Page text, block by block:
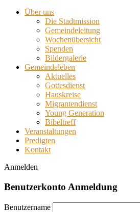
Über uns
Die Stadtmission
Gemeindeleitung
Wochenübersicht
Spenden
Bildergalerie
Gemeindeleben
Aktuelles
Gottesdienst
Hauskreise
Migrantendienst
Young Generation
Bibeltreff
Veranstaltungen
Predigten
Kontakt
Anmelden
Benutzerkonto Anmeldung
Benutzername